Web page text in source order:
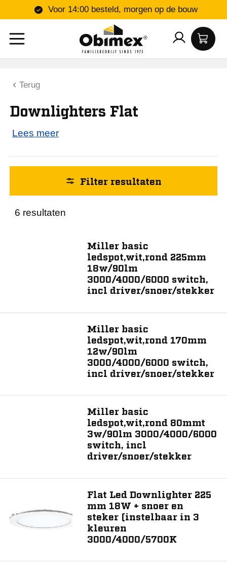
Voor 14:00 besteld, morgen op de bouw
Terug
Downlighters Flat
Lees meer
Filter resultaten
Kleur
Lengte (mm)
170
6 resultaten
Miller basic
ledspot,wit,rond 225mm
18w/90lm
3000/4000/6000 switch,
incl driver/snoer/stekker
Miller basic
ledspot,wit,rond 170mm
12w/90lm
3000/4000/6000 switch,
incl driver/snoer/stekker
Miller basic
ledspot,wit,rond 80mmt
3w/90lm 3000/4000/6000
switch, incl
driver/snoer/stekker
Flat Led Downlighter 225
mm 18W + snoer en
steker (instelbaar in 3
kleuren
3000/4000/5700K